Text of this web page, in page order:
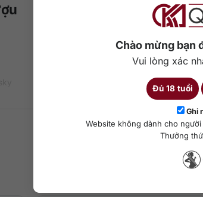
Chào mừng bạn
Vui lòng xác
Đủ 18 tuổi
Ghi
Website không dành cho
Thưởng
Sản